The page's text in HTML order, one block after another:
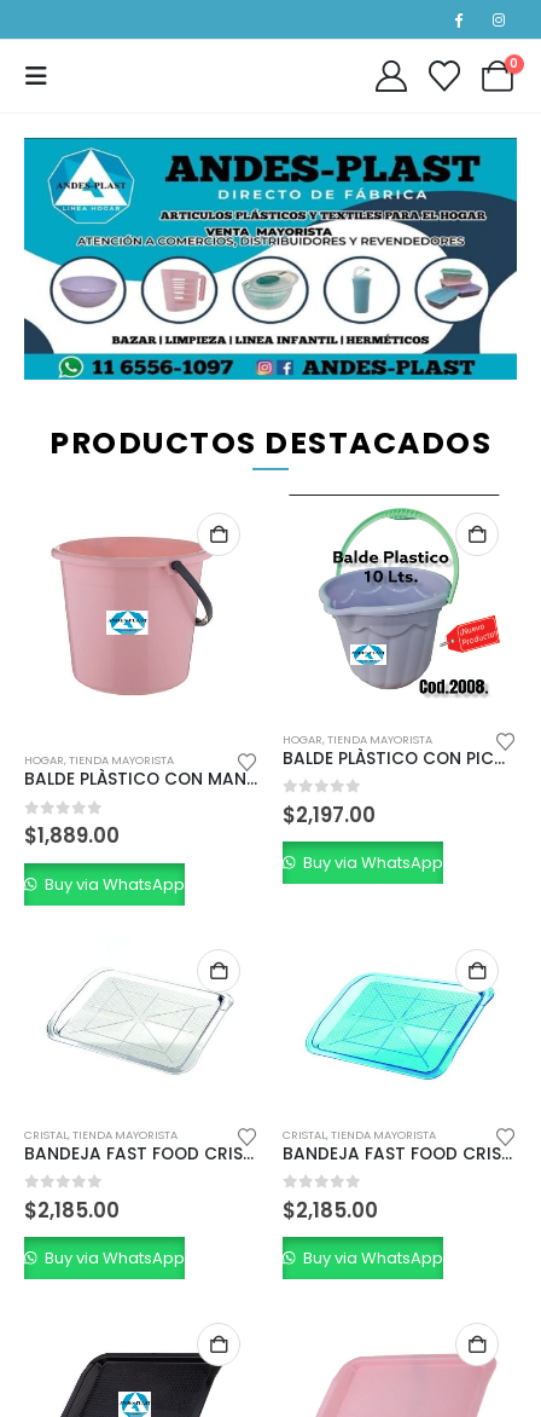
0
PRODUCTOS DESTACADOS
HOGAR,TIENDA MAYORISTA
BALDE PLÀSTICO CON MANIJA 9 Lts.
0out of 5
$1,889.00
Buy via WhatsApp
HOGAR,TIENDA MAYORISTA
BALDE PLÀSTICO CON PICO Y MANIJA 10 Lts.
0 out of 5
$2,197.00
Buy via WhatsApp
CRISTAL,TIENDA MAYORISTA
BANDEJA FAST FOOD CRISTAL
0 out of 5
$2,185.00
Buy via WhatsApp
CRISTAL,TIENDA MAYORISTA
BANDEJA FAST FOOD CRISTAL COLOR
0 out of 5
$2,185.00
Buy via WhatsApp